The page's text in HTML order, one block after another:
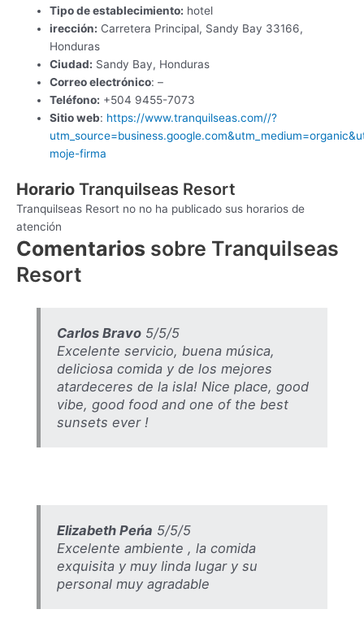
Tipo de establecimiento: hotel
irección: Carretera Principal, Sandy Bay 33166,
Honduras
Ciudad: Sandy Bay, Honduras
Correo electrónico: –
Teléfono: +504 9455-7073
Sitio web: https://www.tranquilseas.com//?
moje-firma
Horario Tranquilseas Resort
Tranquilseas Resort no no ha publicado sus horarios de
atención
Comentarios sobre Tranquilseas
Resort
Carlos Bravo5/5/5
Excelente servicio, buena música,
deliciosa comida y de los mejores
atardeceres de la isla! Nice place, good
vibe, good food and one of the best
sunsets ever !
Elizabeth Peńa 5/5/5
Excelente ambiente , la comida
exquisita y muy linda lugar y su
personal muy agradable